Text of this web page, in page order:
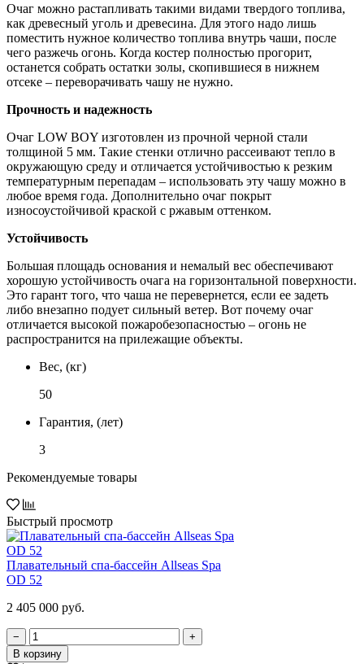
Очаг можно растапливать такими видами твердого топлива,
как древесный уголь и древесина. Для этого надо лишь
поместить нужное количество топлива внутрь чаши, после
чего разжечь огонь. Когда костер полностью прогорит,
останется собрать остатки золы, скопившиеся в нижнем
отсеке – переворачивать чашу не нужно.
Прочность и надежность
Очаг LOW BOY изготовлен из прочной черной стали
толщиной 5 мм. Такие стенки отлично рассеивают тепло в
окружающую среду и отличается устойчивостью к резким
температурным перепадам – использовать эту чашу можно в
любое время года. Дополнительно очаг покрыт
износоустойчивой краской с ржавым оттенком.
Устойчивость
Большая площадь основания и немалый вес обеспечивают
хорошую устойчивость очага на горизонтальной поверхности.
Это гарант того, что чаша не перевернется, если ее задеть
либо внезапно подует сильный ветер. Вот почему очаг
отличается высокой пожаробезопасностью – огонь не
распространится на прилежащие объекты.
Вес, (кг)
50
Гарантия, (лет)
3
Рекомендуемые товары
Быстрый просмотр
Плавательный спа-бассейн Allseas Spa
OD 52
2 405 000 руб.
−
+
В корзину